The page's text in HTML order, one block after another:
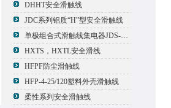
DHHT安全滑触线
JDC系列铝质“H”型安全滑触线
单极组合式滑触线集电器JDS-500*2
HXTS，HXTL安全滑线
HFPF防尘滑触线
HFP-4-25/120塑料外壳滑触线
柔性系列安全滑触线